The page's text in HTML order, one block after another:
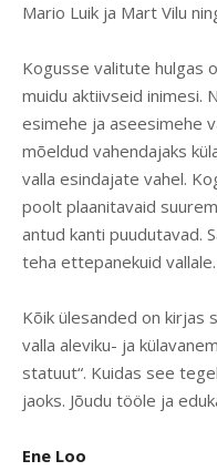
Mario Luik ja Mart Vilu
Kogusse valitute hulgas
muidu aktiivseid inimesi.
esimehe ja aseesimehe
mõeldud vahendajaks
valla esindajate vahel.
poolt plaanitavaid
antud kanti puudutavad.
teha ettepanekuid vallale.
Kõik ülesanded on kirjas
valla aleviku- ja
statuut“. Kuidas see
jaoks. Jõudu tööle ja
Ene Loo